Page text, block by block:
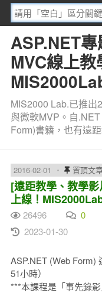
ASP.NET
MVC線上
MIS2000 Lab.已推
與微軟MVP。自
Form)書籍，也有遠
2016-02-01 置頂文
[遠距教學、教學
上線！
26496 0
2023-01-30
ASP.NET (Web Form)
51小時）
***本課程是「事先錄